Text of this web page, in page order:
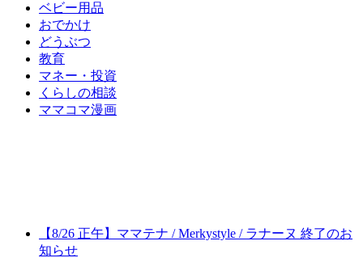
ベビー用品
おでかけ
どうぶつ
教育
マネー・投資
くらしの相談
ママコマ漫画
【8/26 正午】ママテナ / Merkystyle / ラナーヌ 終了のお
知らせ